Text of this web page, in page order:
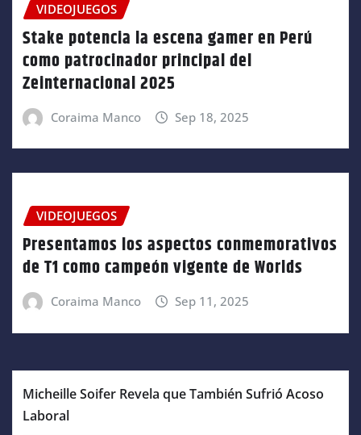
VIDEOJUEGOS
Stake potencia la escena gamer en Perú
como patrocinador principal del
Zeinternacional 2025
Coraima Manco Sep 18, 2025
VIDEOJUEGOS
Presentamos los aspectos conmemorativos
de T1 como campeón vigente de Worlds
Coraima Manco Sep 11, 2025
Micheille Soifer Revela que También Sufrió Acoso
Laboral